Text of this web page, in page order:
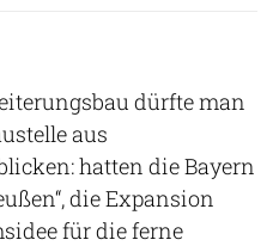
dürfte man
aus
hatten die Bayern
die Expansion
für die ferne